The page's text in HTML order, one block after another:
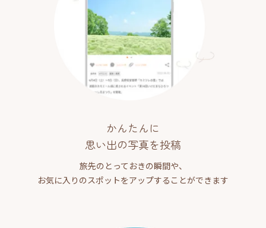
かんたんに
思い出の写真を投稿
旅先のとっておきの瞬間や、
お気に入りのスポットをアップすることができます